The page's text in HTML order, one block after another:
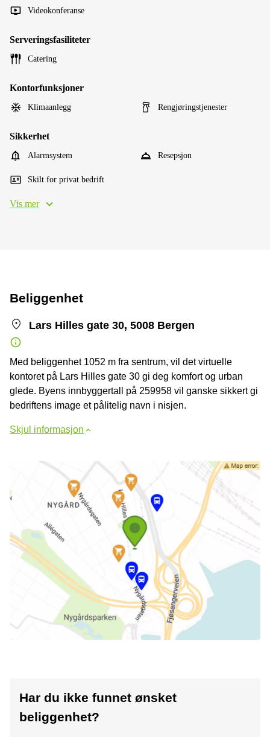
Videokonferanse
Serveringsfasiliteter
Catering
Kontorfunksjoner
Klimaanlegg Rengjøringstjenester
Sikkerhet
Alarmsystem Resepsjon
Skilt for privat bedrift
Vis mer
Beliggenhet
Lars Hilles gate 30, 5008 Bergen
Med beliggenhet 1052 m fra sentrum, vil det virtuelle
kontoret på Lars Hilles gate 30 gi deg komfort og urban
glede. Byens innbyggertall på 259958 vil ganske sikkert gi
bedriftens image et pålitelig navn i nisjen.
Skjul informasjon
Har du ikke funnet ønsket
beliggenhet?